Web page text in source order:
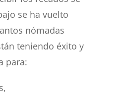
se ha vuelto
nómadas
teniendo éxito y
para: